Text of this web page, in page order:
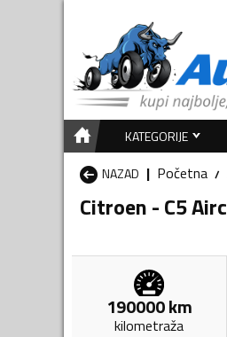
KATEGORIJE
NAZAD
Početna
Citroen - C5
190000km
kilometraža